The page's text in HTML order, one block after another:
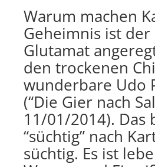
Warum machen
Geheimnis ist
Glutamat
den trockenen
wunderbare Udo
(“Die Gier nach
11/01/2014). Das
“süchtig” nach
süchtig. Es ist